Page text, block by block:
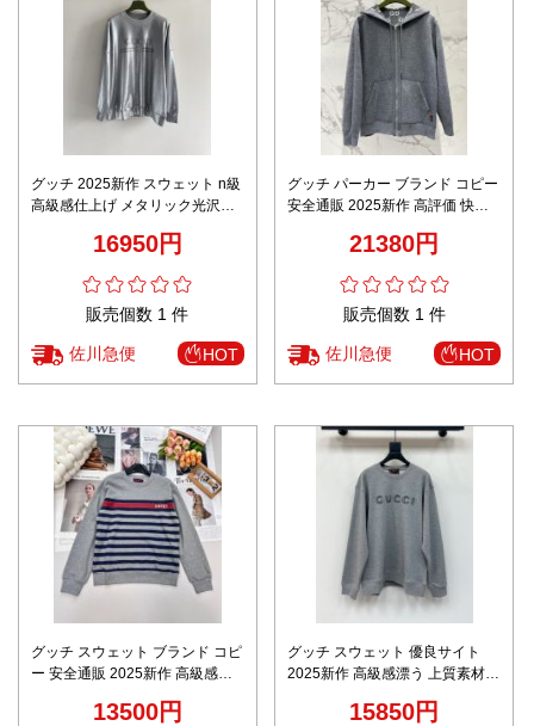
グッチ 2025新作 スウェット n級
高級感仕上げ メタリック光沢デ
ビュー高リピ率16950円
販売個数 1 件
佐川急便 HOT
グッチ パーカー ブランド コピー
安全通販 2025新作 高評価 快適
21380円
販売個数 1 件
佐川急便 HOT
グッチ スウェット ブランド コピ
ー 安全通販 2025新作 高級感仕
13500円
グッチ スウェット 優良サイト
2025新作 高級感漂う 上質素材使
15850円